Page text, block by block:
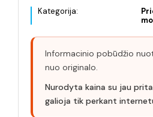
Kategorija:
Informacinio pobūdžio
nuo originalo.
Nurodyta kaina su jau
galioja tik perkant